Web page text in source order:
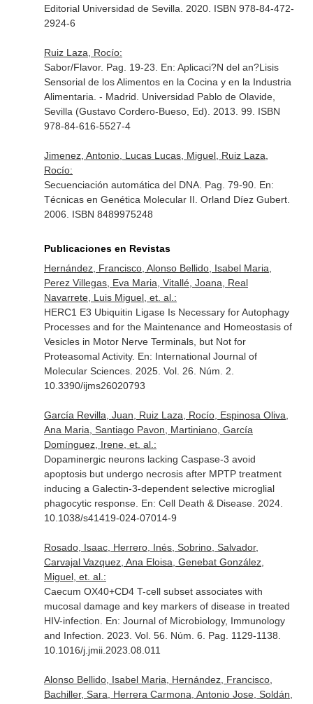
Editorial Universidad de Sevilla. 2020. ISBN 978-84-472-
2924-6
Ruiz Laza, Rocío:
Sabor/Flavor. Pag. 19-23. En: Aplicaci?N del an?Lisis
Sensorial de los Alimentos en la Cocina y en la Industria
Alimentaria . - Madrid. Universidad Pablo de Olavide,
Sevilla (Gustavo Cordero-Bueso, Ed). 2013. 99. ISBN
978-84-616-5527-4
Jimenez, Antonio, Lucas Lucas, Miguel, Ruiz Laza,
Rocío:
Secuenciación automática del DNA. Pag. 79-90. En:
Técnicas en Genética Molecular II . Orland Díez Gubert.
2006. ISBN 8489975248
Publicaciones en Revistas
Hernández, Francisco, Alonso Bellido, Isabel Maria,
Perez Villegas, Eva Maria, Vitallé, Joana, Real
Navarrete, Luis Miguel, et. al.:
HERC1 E3 Ubiquitin Ligase Is Necessary for Autophagy
Processes and for the Maintenance and Homeostasis of
Vesicles in Motor Nerve Terminals, but Not for
Proteasomal Activity. En: International Journal of
Molecular Sciences. 2025. Vol. 26. Núm. 2.
10.3390/ijms26020793
García Revilla, Juan, Ruiz Laza, Rocío, Espinosa Oliva,
Ana Maria, Santiago Pavon, Martiniano, García
Domínguez, Irene, et. al.:
Dopaminergic neurons lacking Caspase-3 avoid
apoptosis but undergo necrosis after MPTP treatment
inducing a Galectin-3-dependent selective microglial
phagocytic response. En: Cell Death & Disease. 2024.
10.1038/s41419-024-07014-9
Rosado, Isaac, Herrero, Inés, Sobrino, Salvador,
Carvajal Vazquez, Ana Eloisa, Genebat González,
Miguel, et. al.:
Caecum OX40+CD4 T-cell subset associates with
mucosal damage and key markers of disease in treated
HIV-infection. En: Journal of Microbiology, Immunology
and Infection . 2023. Vol. 56. Núm. 6. Pag. 1129-1138.
10.1016/j.jmii.2023.08.011
Alonso Bellido, Isabel Maria, Hernández, Francisco,
Bachiller, Sara, Herrera Carmona, Antonio Jose, Soldán,